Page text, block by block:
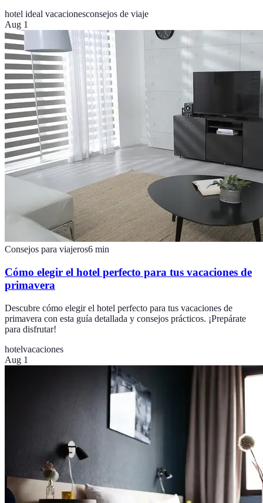
hotel ideal vacacionesconsejos de viaje
Aug 1
Consejos para viajeros6 min
Cómo elegir el hotel perfecto para tus vacaciones de
primavera
Descubre cómo elegir el hotel perfecto para tus vacaciones de
primavera con esta guía detallada y consejos prácticos. ¡Prepárate
para disfrutar!
hotelvacaciones
Aug 1